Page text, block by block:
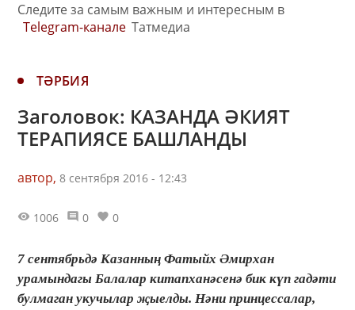
Следите за самым важным и интересным в
Telegram-канале Татмедиа
ТӘРБИЯ
Заголовок: КАЗАНДА ӘКИЯТ
ТЕРАПИЯСЕ БАШЛАНДЫ
автор, 8 сентября 2016 - 12:43
1006 0 0
7 сентябрьдә Казанның Фатыйх Әмирхан
урамындагы Балалар китапханәсенә бик күп гадәти
булмаган укучылар җыелды. Нәни принцессалар,